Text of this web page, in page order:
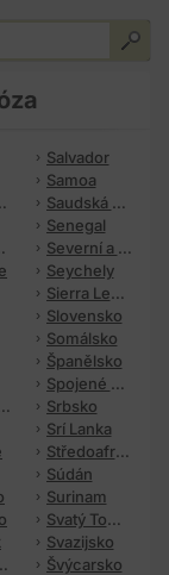
ostrovy
Salvador
Samoa
Saudská Arábie
Senegal
Severní a Střední Amerika
Seychely
Sierra Leone
Slovensko
Somálsko
Španělsko
Spojené arabské emiráty
Srbsko
Srí Lanka
Středoafrická republika
Súdán
Surinam
Svatý Tomáš a Princův ostrov
Svazijsko
Švýcarsko